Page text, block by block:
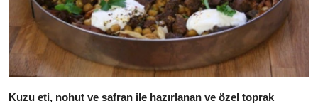
Kuzu eti, nohut ve safran ile hazırlanan ve özel toprak